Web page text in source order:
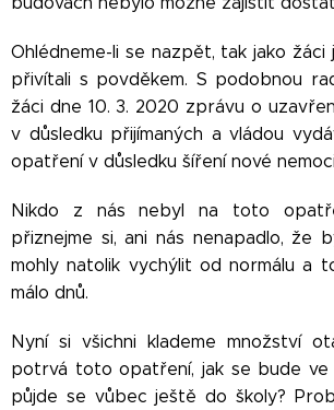
Ohlédneme-li se nazpět, tak jako
přivítali s povděkem. S podobnou
žáci dne 10. 3. 2020 zprávu o
v důsledku přijímaných a vládou
opatření v důsledku šíření nové
Nikdo z nás nebyl na toto
přiznejme si, ani nás nenapadlo, že
mohly natolik vychýlit od normálu a
málo dnů.
Nyní si všichni klademe množství
potrvá toto opatření, jak se bude ve
půjde se vůbec ještě do školy?